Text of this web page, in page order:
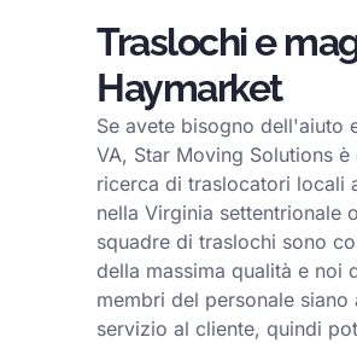
Traslochi e
Haymarket
Se avete bisogno dell'aiuto
VA, Star Moving Solutions
ricerca di traslocatori locali
nella Virginia settentrionale
squadre di traslochi sono
della massima qualità e noi
membri del personale
servizio al cliente, quindi